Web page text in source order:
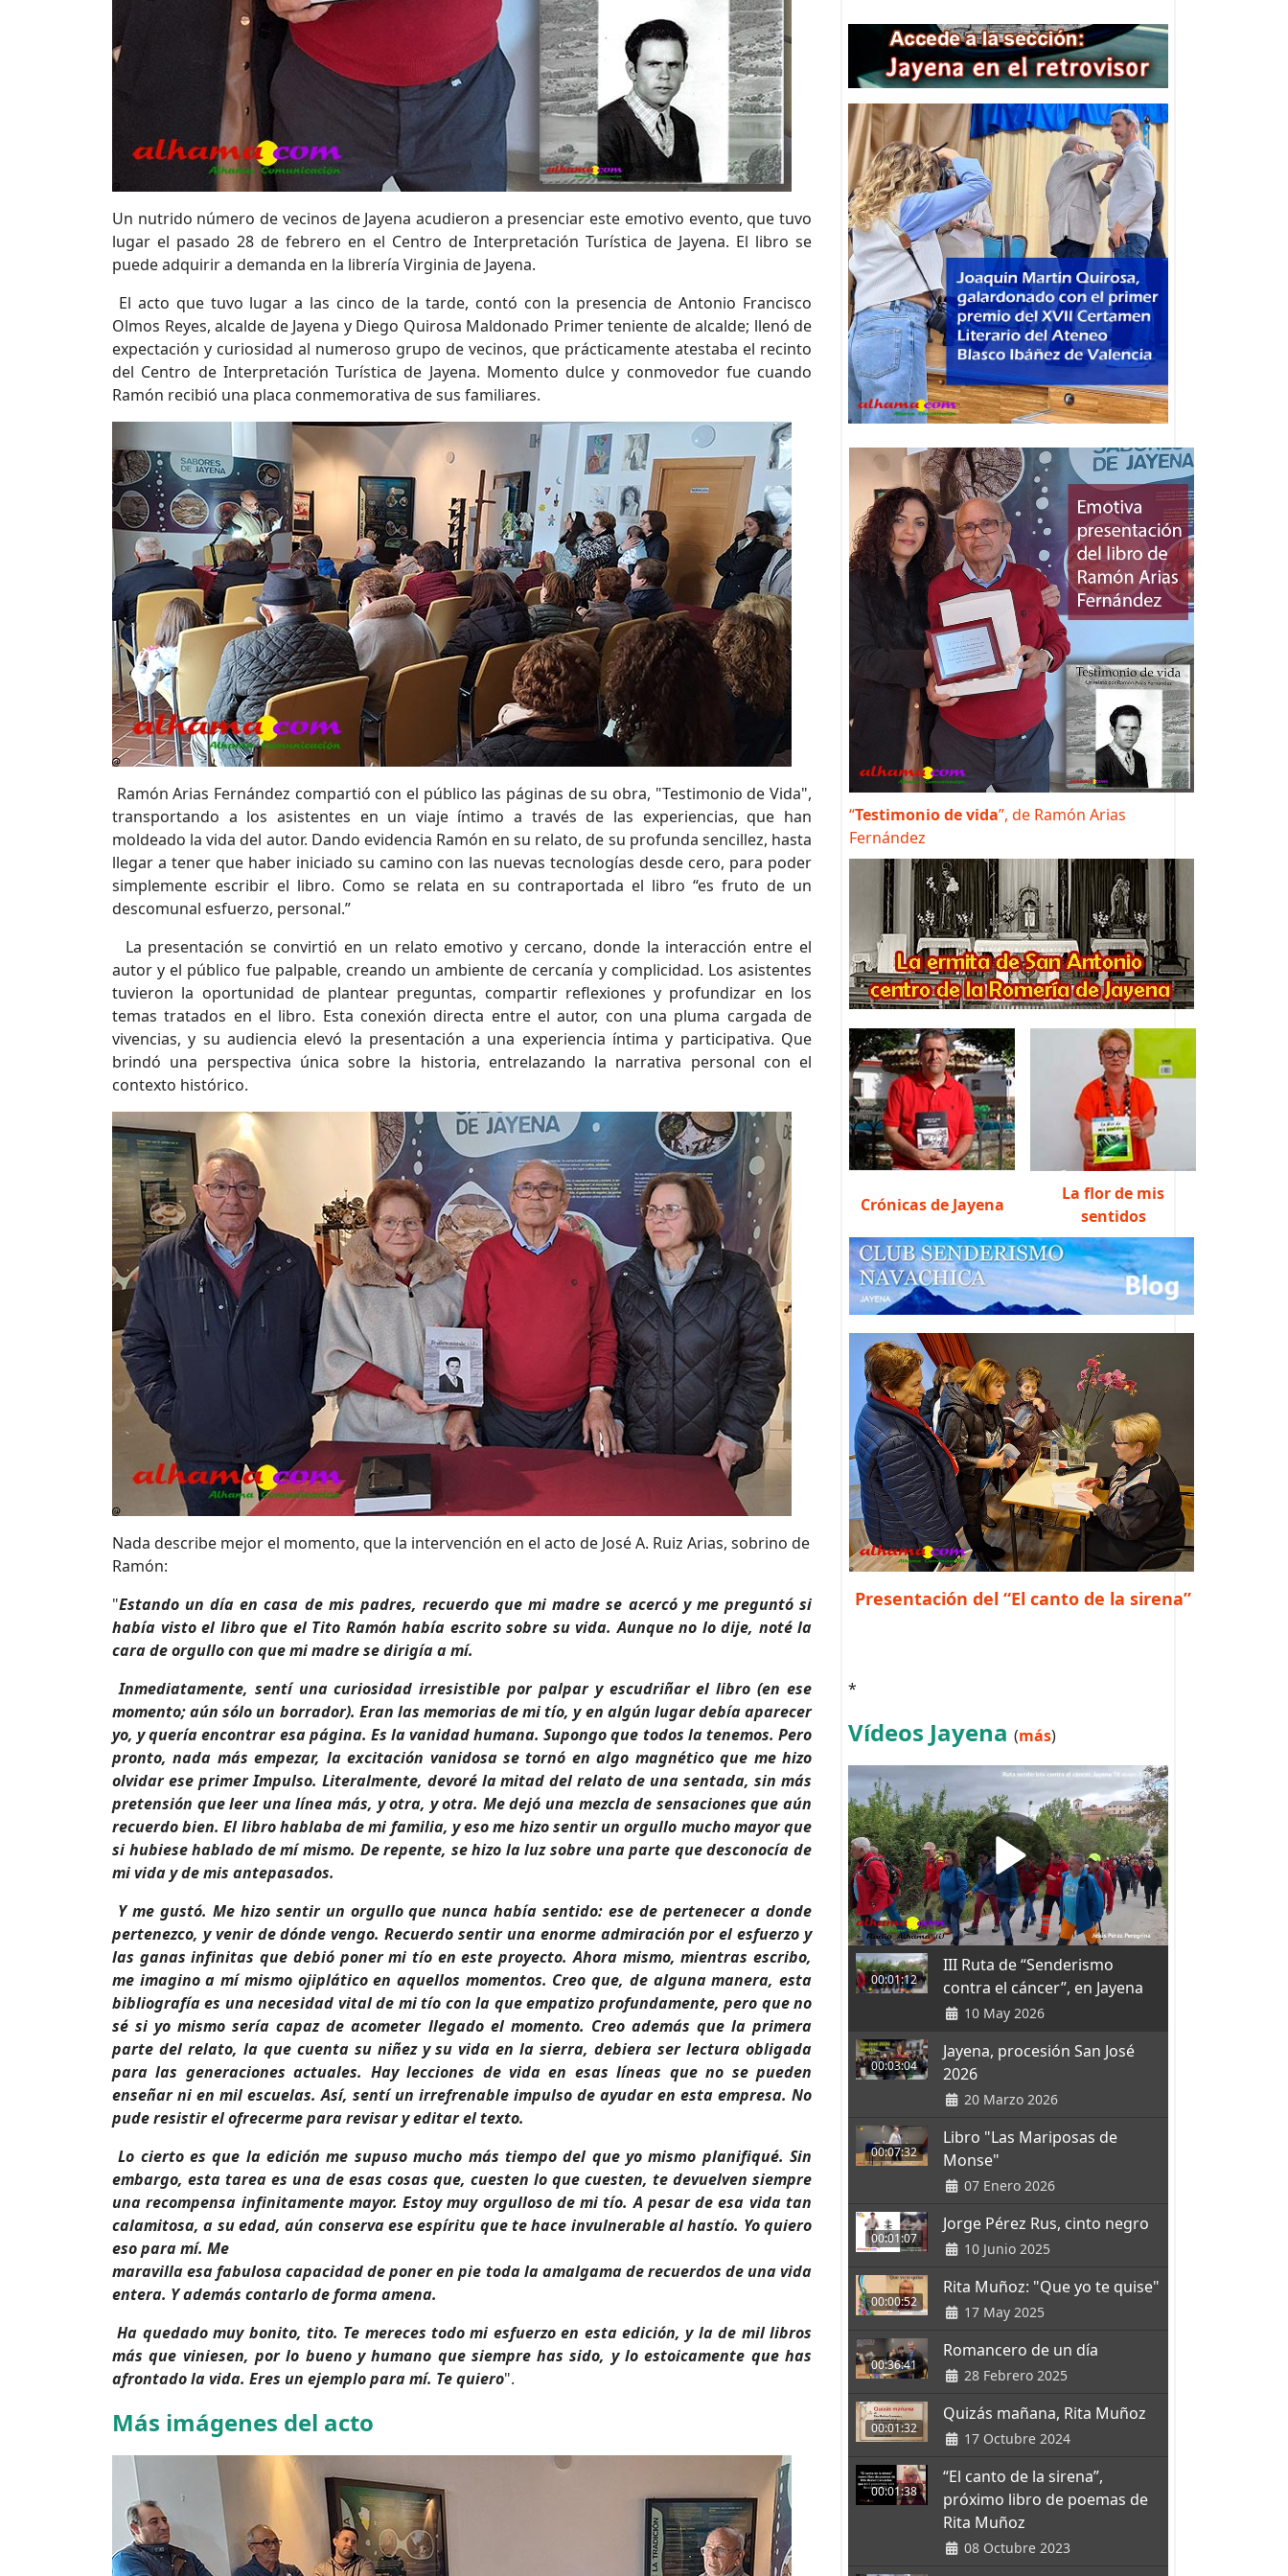
Un nutrido número de vecinos de Jayena acudieron a presenciar este emotivo evento, que tuvo
lugar el pasado 28 de febrero en el Centro de Interpretación Turística de Jayena. El libro se
puede adquirir a demanda en la librería Virginia de Jayena.
El acto que tuvo lugar a las cinco de la tarde, contó con la presencia de Antonio Francisco
Olmos Reyes, alcalde de Jayena y Diego Quirosa Maldonado Primer teniente de alcalde; llenó de
expectación y curiosidad al numeroso grupo de vecinos, que prácticamente atestaba el recinto
del Centro de Interpretación Turística de Jayena. Momento dulce y conmovedor fue cuando
Ramón recibió una placa conmemorativa de sus familiares.
Ramón Arias Fernández compartió con el público las páginas de su obra, "Testimonio de Vida",
transportando a los asistentes en un viaje íntimo a través de las experiencias, que han
moldeado la vida del autor. Dando evidencia Ramón en su relato, de su profunda sencillez, hasta
llegar a tener que haber iniciado su camino con las nuevas tecnologías desde cero, para poder
simplemente escribir el libro. Como se relata en su contraportada el libro “es fruto de un
descomunal esfuerzo, personal.”
La presentación se convirtió en un relato emotivo y cercano, donde la interacción entre el
autor y el público fue palpable, creando un ambiente de cercanía y complicidad. Los asistentes
tuvieron la oportunidad de plantear preguntas, compartir reflexiones y profundizar en los
temas tratados en el libro. Esta conexión directa entre el autor, con una pluma cargada de
vivencias, y su audiencia elevó la presentación a una experiencia íntima y participativa. Que
brindó una perspectiva única sobre la historia, entrelazando la narrativa personal con el
contexto histórico.
Nada describe mejor el momento, que la intervención en el acto de José A. Ruiz Arias, sobrino de
Ramón:
"Estando un día en casa de mis padres, recuerdo que mi madre se acercó y me preguntó si
había visto el libro que el Tito Ramón había escrito sobre su vida. Aunque no lo dije, noté la
cara de orgullo con que mi madre se dirigía a mí.
Inmediatamente, sentí una curiosidad irresistible por palpar y escudriñar el libro (en ese
momento; aún sólo un borrador). Eran las memorias de mi tío, y en algún lugar debía aparecer
yo, y quería encontrar esa página. Es la vanidad humana. Supongo que todos la tenemos. Pero
pronto, nada más empezar, la excitación vanidosa se tornó en algo magnético que me hizo
olvidar ese primer Impulso. Literalmente, devoré la mitad del relato de una sentada, sin más
pretensión que leer una línea más, y otra, y otra. Me dejó una mezcla de sensaciones que aún
recuerdo bien. El libro hablaba de mi familia, y eso me hizo sentir un orgullo mucho mayor que
si hubiese hablado de mí mismo. De repente, se hizo la luz sobre una parte que desconocía de
mi vida y de mis antepasados.
Y me gustó. Me hizo sentir un orgullo que nunca había sentido: ese de pertenecer a donde
pertenezco, y venir de dónde vengo. Recuerdo sentir una enorme admiración por el esfuerzo y
las ganas infinitas que debió poner mi tío en este proyecto. Ahora mismo, mientras escribo,
me imagino a mí mismo ojiplático en aquellos momentos. Creo que, de alguna manera, esta
bibliografía es una necesidad vital de mi tío con la que empatizo profundamente, pero que no
sé si yo mismo sería capaz de acometer llegado el momento. Creo además que la primera
parte del relato, la que cuenta su niñez y su vida en la sierra, debiera ser lectura obligada
para las generaciones actuales. Hay lecciones de vida en esas líneas que no se pueden
enseñar ni en mil escuelas. Así, sentí un irrefrenable impulso de ayudar en esta empresa. No
pude resistir el ofrecerme para revisar y editar el texto.
Lo cierto es que la edición me supuso mucho más tiempo del que yo mismo planifiqué. Sin
embargo, esta tarea es una de esas cosas que, cuesten lo que cuesten, te devuelven siempre
una recompensa infinitamente mayor. Estoy muy orgulloso de mi tío. A pesar de esa vida tan
calamitosa, a su edad, aún conserva ese espíritu que te hace invulnerable al hastío. Yo quiero
eso para mí. Me
maravilla esa fabulosa capacidad de poner en pie toda la amalgama de recuerdos de una vida
entera. Y además contarlo de forma amena.
Ha quedado muy bonito, tito. Te mereces todo mi esfuerzo en esta edición, y la de mil libros
más que viniesen, por lo bueno y humano que siempre has sido, y lo estoicamente que has
afrontado la vida. Eres un ejemplo para mí. Te quiero".
Más imágenes del acto
“Testimonio de vida”, de Ramón Arias
Fernández
Crónicas de Jayena
La flor de mis
sentidos
Presentación del “El canto de la sirena”
*
Vídeos Jayena (más)
00:01:12
III Ruta de “Senderismo
contra el cáncer”, en Jayena
10 May 2026
00:03:04
Jayena, procesión San José
2026
20 Marzo 2026
00:07:32
Libro "Las Mariposas de
Monse"
07 Enero 2026
00:01:07
Jorge Pérez Rus, cinto negro
10 Junio 2025
00:00:52
Rita Muñoz: "Que yo te quise"
17 May 2025
00:36:41
Romancero de un día
28 Febrero 2025
00:01:32
Quizás mañana, Rita Muñoz
17 Octubre 2024
00:01:38
“El canto de la sirena”,
próximo libro de poemas de
Rita Muñoz
08 Octubre 2023